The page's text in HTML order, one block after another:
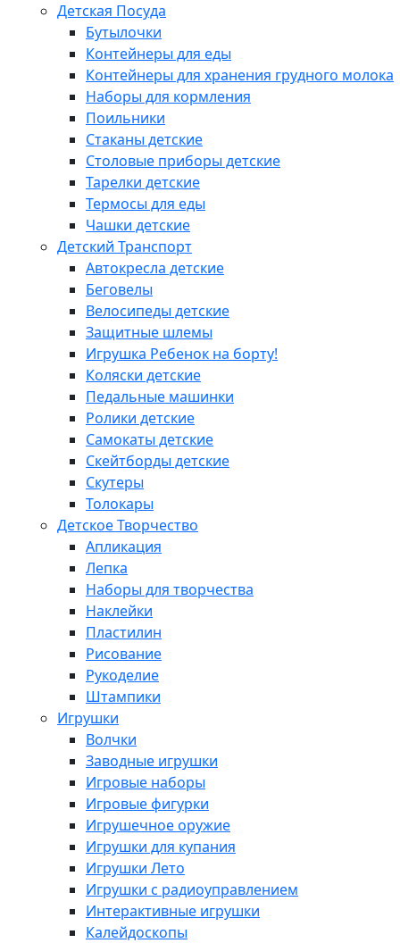
Детская Посуда
Бутылочки
Контейнеры для еды
Контейнеры для хранения грудного молока
Наборы для кормления
Поильники
Стаканы детские
Столовые приборы детские
Тарелки детские
Термосы для еды
Чашки детские
Детский Транспорт
Автокресла детские
Беговелы
Велосипеды детские
Защитные шлемы
Игрушка Ребенок на борту!
Коляски детские
Педальные машинки
Ролики детские
Самокаты детские
Скейтборды детские
Скутеры
Толокары
Детское Творчество
Апликация
Лепка
Наборы для творчества
Наклейки
Пластилин
Рисование
Рукоделие
Штампики
Игрушки
Волчки
Заводные игрушки
Игровые наборы
Игровые фигурки
Игрушечное оружие
Игрушки для купания
Игрушки Лето
Игрушки с радиоуправлением
Интерактивные игрушки
Калейдоскопы